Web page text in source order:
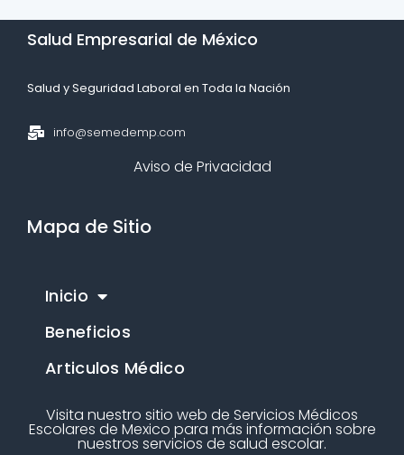
Salud Empresarial de México​
Salud y Seguridad Laboral en Toda la Nación​
info@semedemp.com
Aviso de Privacidad
Mapa de Sitio
Inicio
Beneficios
Articulos Médico
Visita nuestro sitio web de Servicios Médicos
Escolares de Mexico para más información sobre
nuestros servicios de salud escolar.